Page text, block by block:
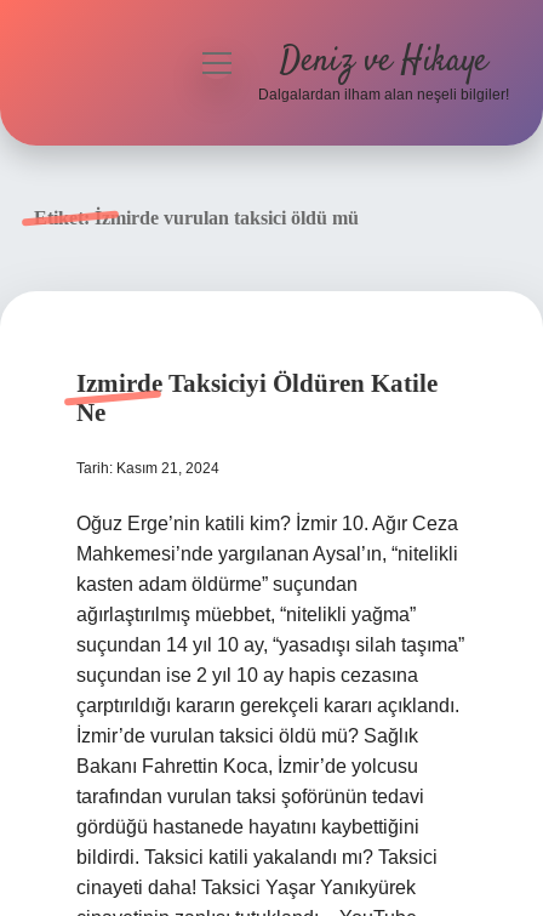
menüyü
Deniz ve Hikaye
Dalgalardan ilham alan neşeli bilgiler!
Etiket:İzmirde vurulan taksici öldü mü
Izmirde Taksiciyi Öldüren Katile
Ne
Tarih: Kasım 21, 2024
Oğuz Erge’nin katili kim? İzmir 10. Ağır Ceza
Mahkemesi’nde yargılanan Aysal’ın, “nitelikli
kasten adam öldürme” suçundan
ağırlaştırılmış müebbet, “nitelikli yağma”
suçundan 14 yıl 10 ay, “yasadışı silah taşıma”
suçundan ise 2 yıl 10 ay hapis cezasına
çarptırıldığı kararın gerekçeli kararı açıklandı.
İzmir’de vurulan taksici öldü mü? Sağlık
Bakanı Fahrettin Koca, İzmir’de yolcusu
tarafından vurulan taksi şoförünün tedavi
gördüğü hastanede hayatını kaybettiğini
bildirdi. Taksici katili yakalandı mı? Taksici
cinayeti daha! Taksici Yaşar Yanıkyürek